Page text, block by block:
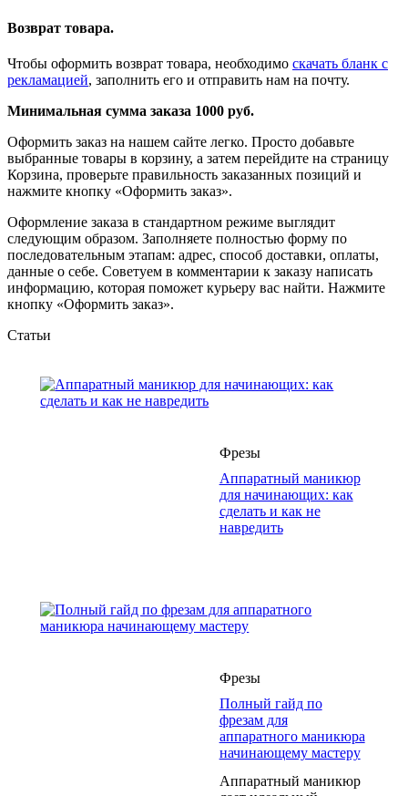
Возврат товара.
Чтобы оформить возврат товара, необходимо скачать бланк с
рекламацией, заполнить его и отправить нам на почту.
Минимальная сумма заказа 1000 руб.
Оформить заказ на нашем сайте легко. Просто добавьте
выбранные товары в корзину, а затем перейдите на страницу
Корзина, проверьте правильность заказанных позиций и
нажмите кнопку «Оформить заказ».
Оформление заказа в стандартном режиме выглядит
следующим образом. Заполняете полностью форму по
последовательным этапам: адрес, способ доставки, оплаты,
данные о себе. Советуем в комментарии к заказу написать
информацию, которая поможет курьеру вас найти. Нажмите
кнопку «Оформить заказ».
Статьи
Фрезы
Аппаратный маникюр
для начинающих: как
сделать и как не
навредить
Фрезы
Полный гайд по
фрезам для
аппаратного маникюра
начинающему мастеру
Аппаратный маникюр